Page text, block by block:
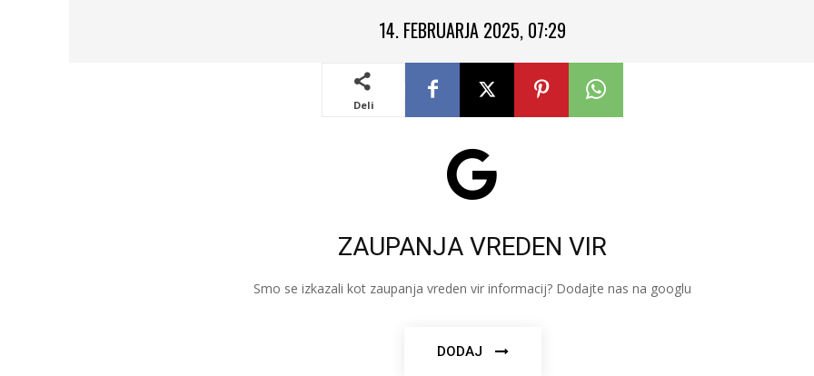
14. FEBRUARJA 2025, 07:29
Deli
ZAUPANJA VREDEN VIR
Smo se izkazali kot zaupanja vreden vir informacij? Dodajte nas na googlu
DODAJ